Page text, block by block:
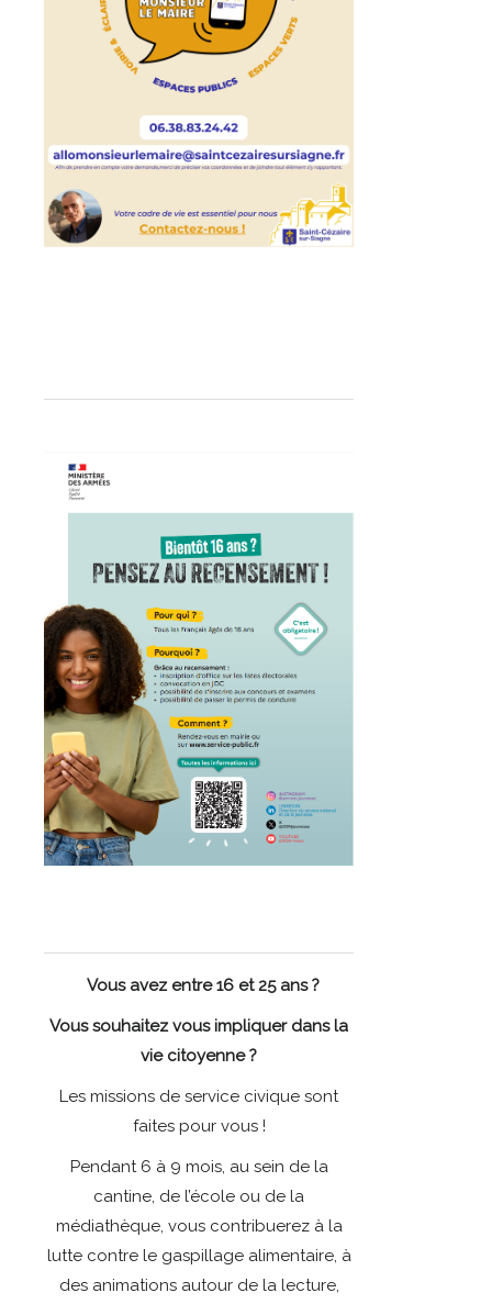
Vous avez entre 16 et 25 ans ?
Vous souhaitez vous impliquer dans la
vie citoyenne ?
Les missions de service civique sont
faites pour vous !
Pendant 6 à 9 mois, au sein de la
cantine, de l’école ou de la
médiathèque, vous contribuerez à la
lutte contre le gaspillage alimentaire, à
des animations autour de la lecture,